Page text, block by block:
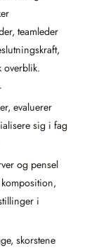
teamleder
overblik.
evaluerer
sig i fag
og pensel
i
skorstene